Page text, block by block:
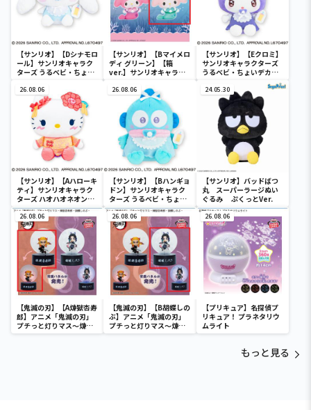
【サンリオ】【Dシナモロ
ール】サンリオキャラク
ターズ うるベビ・ちょい
【サンリオ】【Bマイメロ
ディ グリーン】【箱
ver.】サンリオキャラク
SOFVIMATES～マイメロ
ディ マーメイドver. ～
【サンリオ】【Eクロミ】
サンリオキャラクターズ
うるベビ・ちょいデカド
26.08.06
【サンリオ】【Aハローキ
ティ】サンリオキャラク
ターズ ハオハオネオンタ
ウンドールBIGタイプ1
26.08.06
【サンリオ】【Bハンギョ
ドン】サンリオキャラク
ターズ うるベビ・ちょい
デカドール
24.05.30
【サンリオ】バッドばつ
丸 スーパーラージぬい
ぐるみ ぷくっとVer.
26.08.06
【鬼滅の刃】【A煉獄杏寿
郎】アニメ「鬼滅の刃」
プチっと灯りマス～煉獄
杏寿郎・胡蝶しのぶ～
26.08.06
【鬼滅の刃】【B胡蝶しの
ぶ】アニメ「鬼滅の刃」
プチっと灯りマス～煉獄
杏寿郎・胡蝶しのぶ～
26.08.06
【プリキュア】名探偵プ
リキュア！ プラネタリウ
ムライト
もっと見る